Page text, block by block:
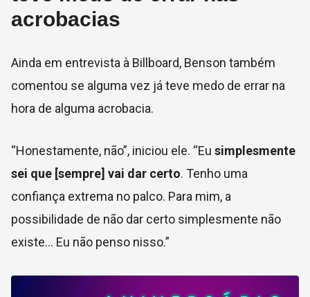
acrobacias
Ainda em entrevista à Billboard, Benson também
comentou se alguma vez já teve medo de errar na
hora de alguma acrobacia.
“Honestamente, não”, iniciou ele. “Eu simplesmente
sei que [sempre] vai dar certo. Tenho uma
confiança extrema no palco. Para mim, a
possibilidade de não dar certo simplesmente não
existe… Eu não penso nisso.”